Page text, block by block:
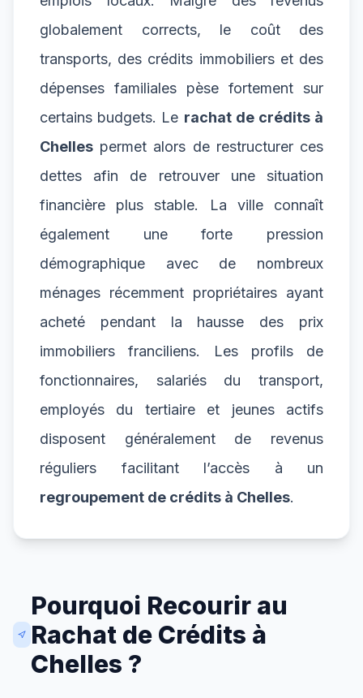
globalement corrects, le coût des
transports, des crédits immobiliers et des
dépenses familiales pèse fortement sur
certains budgets. Le rachat de crédits à
Chelles permet alors de restructurer ces
dettes afin de retrouver une situation
financière plus stable. La ville connaît
également une forte pression
démographique avec de nombreux
ménages récemment propriétaires ayant
acheté pendant la hausse des prix
immobiliers franciliens. Les profils de
fonctionnaires, salariés du transport,
employés du tertiaire et jeunes actifs
disposent généralement de revenus
réguliers facilitant l’accès à un
regroupement de crédits à Chelles.
Pourquoi Recourir au
Rachat de Crédits à
Chelles ?